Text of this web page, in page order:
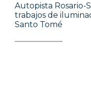
Autopista Rosario-
trabajos de
Santo Tomé